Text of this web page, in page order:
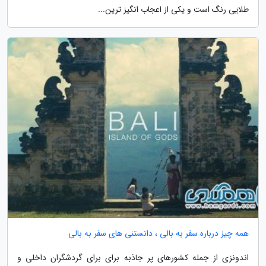
طلایی رنگ است و یکی از اعجاب انگیز ترین...
همه چیز درباره سفر به بالی ، دانستنی های سفر به بالی
اندونزی از جمله کشورهای پر جاذبه برای برای گردشگران داخلی و